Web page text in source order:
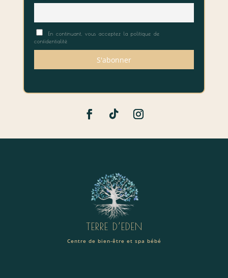
En continuant, vous acceptez la politique de
confidentialité
TERRE D’EDEN
Centre de bien-être et spa bébé